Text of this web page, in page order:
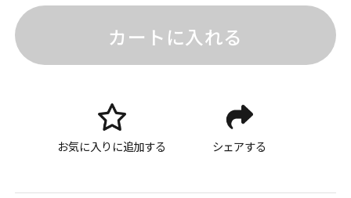
カートに入れる
お気に入りに追加する シェアする